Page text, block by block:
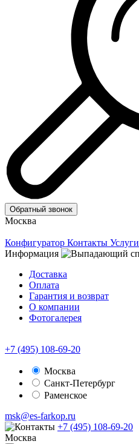
Обратный звонок
Москва
Конфигуратор Контакты Услуги
Информация
Доставка
Оплата
Гарантия и возврат
О компании
Фотогалерея
+7 (495) 108-69-20
Москва
Санкт-Петербург
Раменское
msk@es-farkop.ru
+7 (495) 108-69-20
Москва